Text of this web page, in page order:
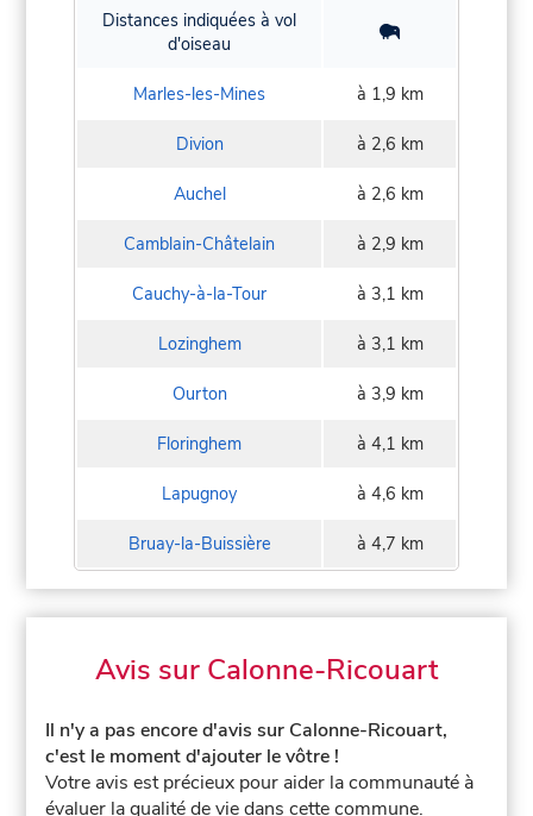
Distances indiquées à vol
d'oiseau
Marles-les-Mines à 1,9 km
Divion à 2,6 km
Auchel à 2,6 km
Camblain-Châtelain à 2,9 km
Cauchy-à-la-Tour à 3,1 km
Lozinghem à 3,1 km
Ourton à 3,9 km
Floringhem à 4,1 km
Lapugnoy à 4,6 km
Bruay-la-Buissière à 4,7 km
Avis sur Calonne-Ricouart
Il n'y a pas encore d'avis sur Calonne-Ricouart,
c'est le moment d'ajouter le vôtre !
Votre avis est précieux pour aider la communauté à
évaluer la qualité de vie dans cette commune.